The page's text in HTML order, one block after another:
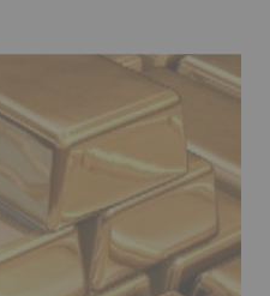
sarà pubblicato. I
*